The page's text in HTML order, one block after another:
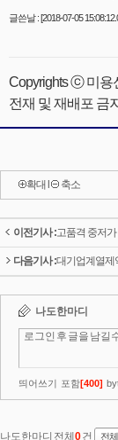
글쓴날 : [2018-07-05
Copyrights ⓒ 미용
전재 및 재배포 금지
확대 축소
이전기사 :고품격 중저
다음기사 :대기업계열제